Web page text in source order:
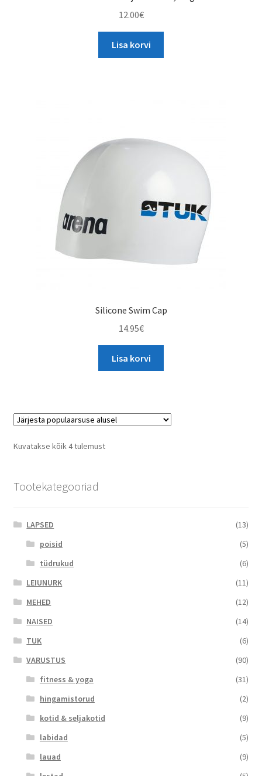
12.00€
Lisa korvi
Silicone Swim Cap
14.95€
Lisa korvi
Kuvatakse kõik 4 tulemustSorted
Tootekategooriad
LAPSED
(13)
poisid
(5)
tüdrukud
(6)
LEIUNURK
(11)
MEHED
(12)
NAISED
(14)
TUK
(6)
VARUSTUS
(90)
fitness & yoga
(31)
hingamistorud
(2)
kotid & seljakotid
(9)
labidad
(5)
lauad
(9)